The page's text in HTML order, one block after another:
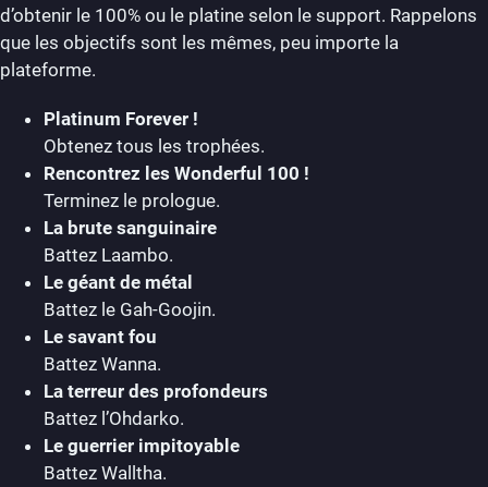
d’obtenir le 100% ou le platine selon le support. Rappelons
que les objectifs sont les mêmes, peu importe la
plateforme.
Platinum Forever !
Obtenez tous les trophées.
Rencontrez les Wonderful 100 !
Terminez le prologue.
La brute sanguinaire
Battez Laambo.
Le géant de métal
Battez le Gah-Goojin.
Le savant fou
Battez Wanna.
La terreur des profondeurs
Battez l’Ohdarko.
Le guerrier impitoyable
Battez Walltha.